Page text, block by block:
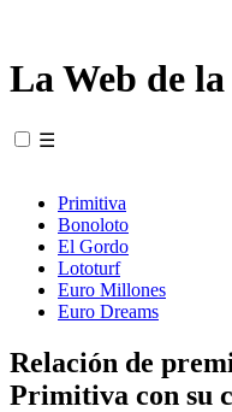
La Web de
☰
Primitiva
Bonoloto
El Gordo
Lototurf
Euro Millones
Euro Dreams
Relación de
Primitiva con su